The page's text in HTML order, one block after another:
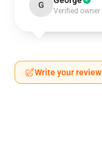
G
Verified owner
Write your review